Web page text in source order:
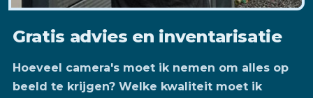
Gratis advies en inventarisatie
Hoeveel camera's moet ik nemen om alles op
beeld te krijgen? Welke kwaliteit moet ik